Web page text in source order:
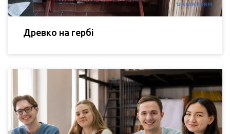
Древко на гербі